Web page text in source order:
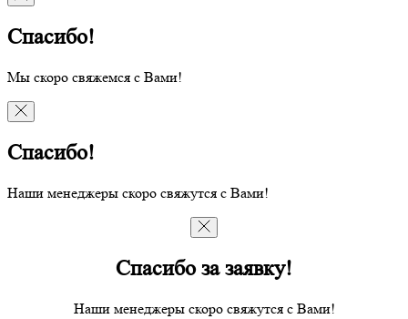
Спасибо!
Мы скоро свяжемся с Вами!
Спасибо!
Наши менеджеры скоро свяжутся с Вами!
Спасибо за заявку!
Наши менеджеры скоро свяжутся с Вами!